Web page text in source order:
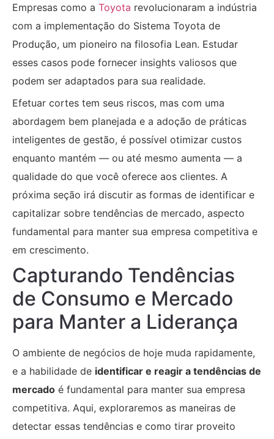
Empresas como a Toyota revolucionaram a indústria
com a implementação do Sistema Toyota de
Produção, um pioneiro na filosofia Lean. Estudar
esses casos pode fornecer insights valiosos que
podem ser adaptados para sua realidade.
Efetuar cortes tem seus riscos, mas com uma
abordagem bem planejada e a adoção de práticas
inteligentes de gestão, é possível otimizar custos
enquanto mantém — ou até mesmo aumenta — a
qualidade do que você oferece aos clientes. A
próxima seção irá discutir as formas de identificar e
capitalizar sobre tendências de mercado, aspecto
fundamental para manter sua empresa competitiva e
em crescimento.
Capturando Tendências
de Consumo e Mercado
para Manter a Liderança
O ambiente de negócios de hoje muda rapidamente,
e a habilidade de identificar e reagir a tendências de
mercado é fundamental para manter sua empresa
competitiva. Aqui, exploraremos as maneiras de
detectar essas tendências e como tirar proveito